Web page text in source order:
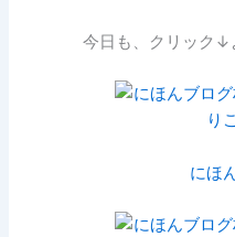
今日も、クリック
にほ